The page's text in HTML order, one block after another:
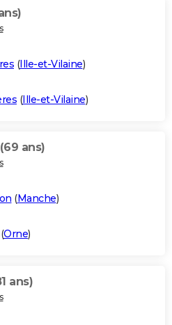
(Ille-et-Vilaine)
(Ille-et-Vilaine)
(69 ans)
(Manche)
(Orne)
ans)